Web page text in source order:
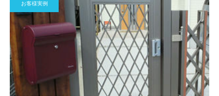
お客様実例